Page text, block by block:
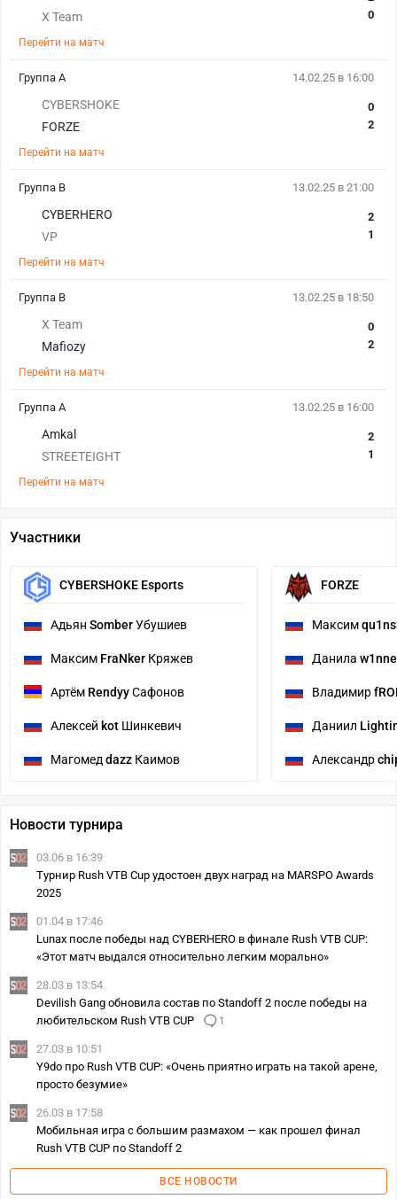
X Team
0
Перейти на матч
14.02.25 в 16:00
CYBERSHOKE
FORZE
0
2
Перейти на матч
Группа А
13.02.25 в 21:00
CYBERHERO
VP
2
1
Перейти на матч
Группа B
13.02.25 в 18:50
X Team
Mafiozy
0
2
Перейти на матч
Группа B
13.02.25 в 16:00
Amkal
STREETEIGHT
2
1
Перейти на матч
Группа А
Участники
CYBERSHOKE Esports
Адьян SomberУбушиев
Максим FraNker Кряжев
Артём RendyyСафонов
Алексей kot Шинкевич
Магомедdazz Каимов
FORZE
Максим
Данила
Владимир
Даниил
Александр
Новости турнира
03.06 в 16:39
Турнир Rush VTB Cup удостоен двух наград на MARSPO Awards
2025
01.04 в 17:46
Lunax после победы над CYBERHERO в финале Rush VTB CUP:
«Этот матч выдался относительно легким морально»
28.03 в 13:54
Devilish Gang обновила состав по Standoff 2 после победы на
любительском Rush VTB CUP
1
27.03 в 10:51
Y9do про Rush VTB CUP: «Очень приятно играть на такой арене,
просто безумие»
26.03 в 17:58
Мобильная игра с большим размахом — как прошел финал
Rush VTB CUP по Standoff 2
ВСЕ НОВОСТИ